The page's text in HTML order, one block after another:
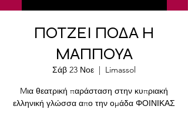
ΠΟΤΖΕΙ ΠΟΔΑ Η
ΜΑΠΠΟΥΑ
Σάβ 23 Νοε
  |
Limassol
Mια θεατρική παράσταση στην κυπριακή
ελληνική γλώσσα απο την ομάδα ΦΟΙΝΙΚΑΣ